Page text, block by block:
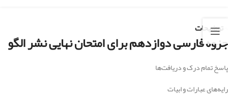
توضیحات
جزوه فارسی دوازدهم برای امتحان نهایی نشر الگو
پاسخ تمام درک و دریافت‌ها
رایه‌های عبارات و ابیات